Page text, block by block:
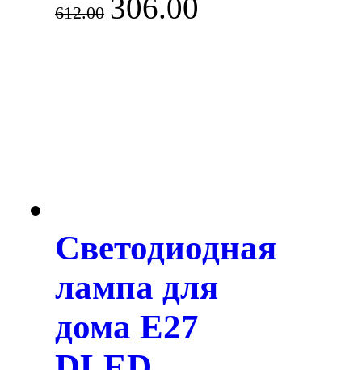
612.00 306.00
Светодиодная
лампа для
дома E27